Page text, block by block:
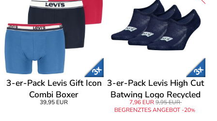
3-er-Pack Levis Gift Icon
Combi Boxer
39,95 EUR
3-er-Pack Levis High Cut
Batwing Logo Recycled
Cotton
7,96 EUR 9,95 EUR
BEGRENZTES ANGEBOT -20%